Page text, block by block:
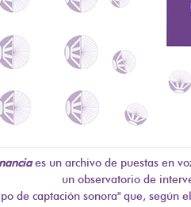
es un archivo de puestas en
un observatorio de
de captación sonora" que, según